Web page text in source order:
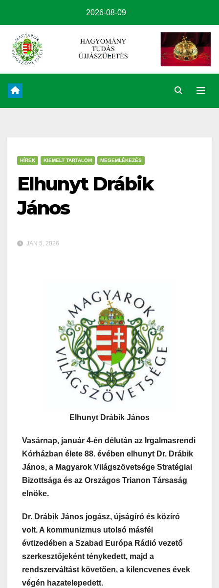
2026-08-09
HÍREK KIEMELT TARTALOM MEGEMLÉKEZÉS
Elhunyt Drábik
János
JAN 5, 2026
Elhunyt Drábik János
Vasárnap, január 4-én délután az Irgalmasrendi
Kórházban élete 88. évében elhunyt Dr. Drábik
János, a Magyarok Világszövetsége Stratégiai
Bizottsága és az Országos Trianon Társaság
elnöke.
Dr. Drábik János jogász, újságíró és közíró
volt. A kommunizmus utolsó másfél
évtizedében a Szabad Európa Rádió vezető
szerkesztőjeként ténykedett, majd a
rendszerváltást követően, a kilencvenes évek
végén hazatelepedett.